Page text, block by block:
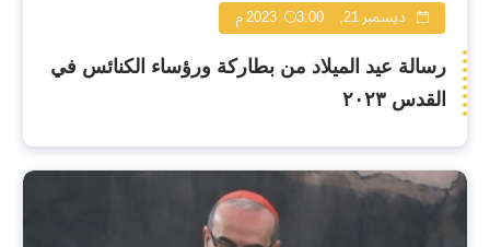
ديسمبر 21, 2023 3:00 م
رسالة عيد الميلاد من بطاركة ورؤساء الكنائس في
القدس ٢٠٢٣